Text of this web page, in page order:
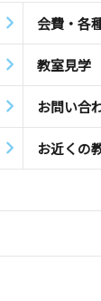
会費・各
教室見学
お問い合
お近くの